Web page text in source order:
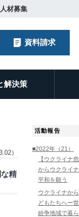
人材募集
資料請求
解決策
）
精
活動報告
■2022年（21）
【ウクライナ
からウクライ
平和を願う
ウクライナか
どもたちへー
紛争地域で暮